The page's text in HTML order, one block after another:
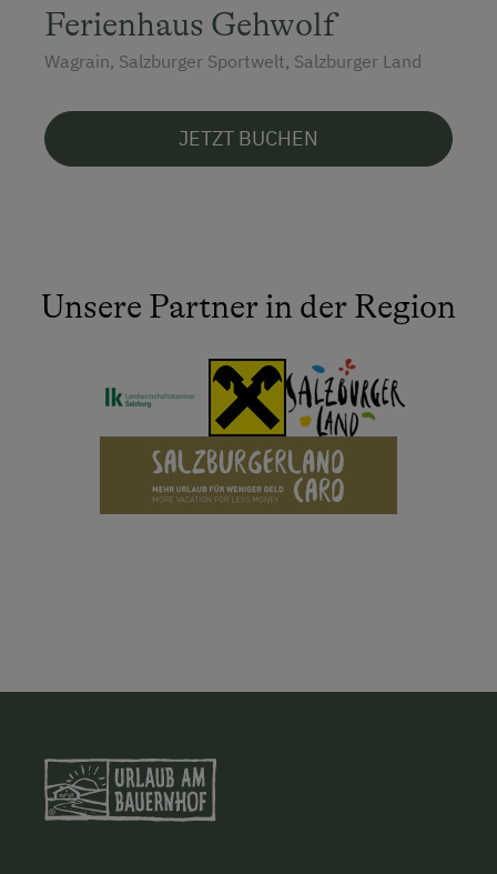
Ferienhaus Gehwolf
Wagrain, Salzburger Sportwelt, Salzburger Land
JETZT BUCHEN
Unsere Partner in der Region